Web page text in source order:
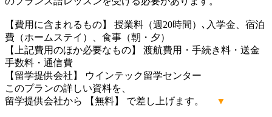
【費用に含まれるもの】 授業料（週20時間）､入学金、宿泊
費（ホームステイ）、食事（朝・夕）
【上記費用のほか必要なもの】 渡航費用・手続き料・送金
手数料・通信費
【留学提供会社】 ウインテック留学センター
このプランの詳しい資料を、
留学提供会社から 【無料】 で差し上げます。
▼